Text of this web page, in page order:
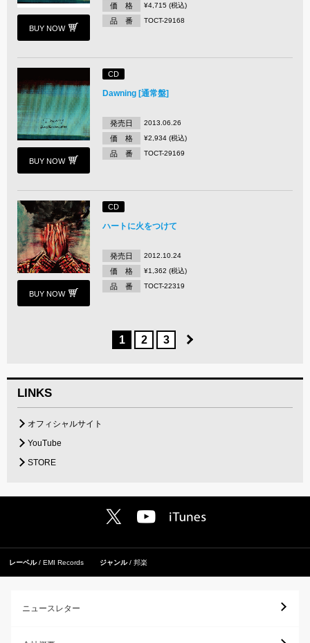
BUY NOW
価 格 ¥4,715 (税込)
品 番 TOCT-29168
BUY NOW
CD
Dawning [通常盤]
発売日 2013.06.26
価 格 ¥2,934 (税込)
品 番 TOCT-29169
BUY NOW
CD
ハートに火をつけて
発売日 2012.10.24
価 格 ¥1,362 (税込)
品 番 TOCT-22319
1 2 3
LINKS
オフィシャルサイト
YouTube
STORE
レーベル EMI Records ジャンル 邦楽
ニュースレター